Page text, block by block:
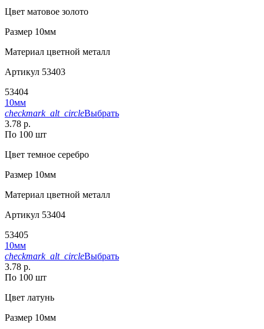
Цвет матовое золото
Размер 10мм
Материал цветной металл
Артикул 53403
53404
10мм
checkmark_alt_circleВыбрать
3.78 р.
По 100 шт
Цвет темное серебро
Размер 10мм
Материал цветной металл
Артикул 53404
53405
10мм
checkmark_alt_circleВыбрать
3.78 р.
По 100 шт
Цвет латунь
Размер 10мм